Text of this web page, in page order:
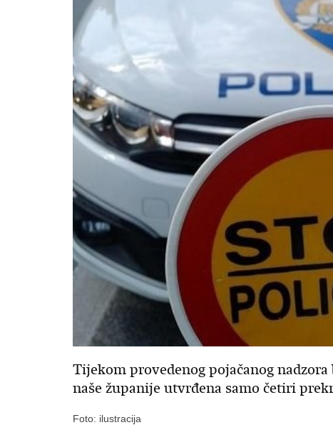
Tijekom provedenog pojačanog
naše županije utvrđena samo četiri
Foto: ilustracija